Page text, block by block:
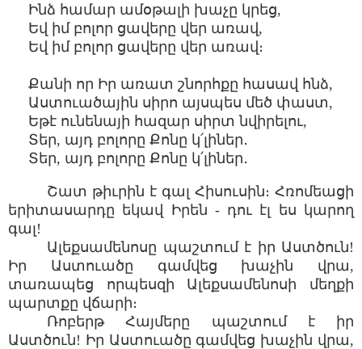
Ինձ համար ամօթալի խաչը կրեց,
Եվ իմ բոլոր ցավերը վեր առավ,
Եվ իմ բոլոր ցավերը վեր առավ։
Քանի որ Իր առատ շնորհքը հասավ հնձ,
Աստուածային սիրո այսպես մեծ փաստ,
Եթէ ունենայի հազար սիրտ նվիրելու,
Տեր, այդ բոլորը Քոնը կ՛լիներ․
Տեր, այդ բոլորը Քոնը կ՛լիներ․
Շատ թիւրին է գալ Հիսուսին։ Հռոմեացի
երիտասարդը եկավ Իրեն - դու էլ ես կարող
գալ!
Ալեքսամենոսը պաշտում է իր Աստծուն!
Իր Աստուածը գամվեց խաչին վրա,
տառապեց որպեսզի Ալեքսամենոսի մեղքի
պարտքը վճարի։
Ռոբերթ Հայմերը պաշտում է իր
Աստծուն! Իր Աստուածը գամվեց խաչին վրա,